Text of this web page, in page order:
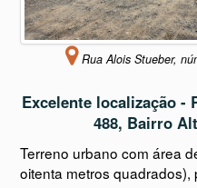
Rua Alois Stueber,
Excelente localização -
488, Bairro
Terreno urbano com área
oitenta metros quadrados),